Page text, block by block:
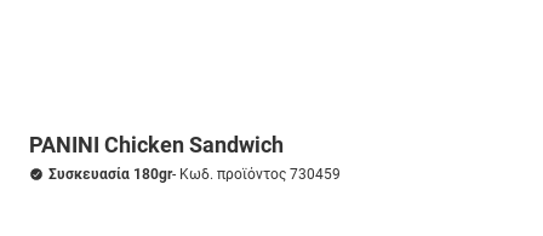
PANINI Chicken Sandwich
Συσκευασία 180gr- Κωδ. προϊόντος 730459